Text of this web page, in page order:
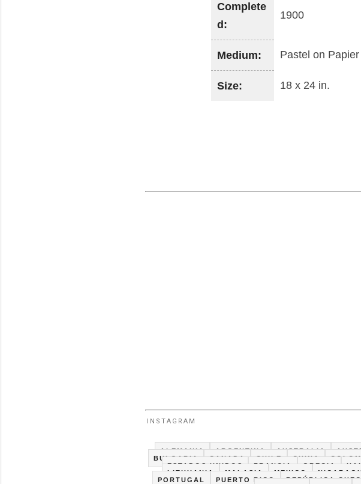
Complete
d:
1900
Medium: Pastel on
Size: 18 x 24 in.
INSTAGRAM
ALEMANIA ARGENTINA AUSTRALIA
BULGARIA
CANADA CHILE CHINA
ESTADOS UNIDOS
FRANCIA GRECIA
LITHUANIA
MALASIA MEXICO
PORTUGAL
PUERTO RICO REPÚBLICA